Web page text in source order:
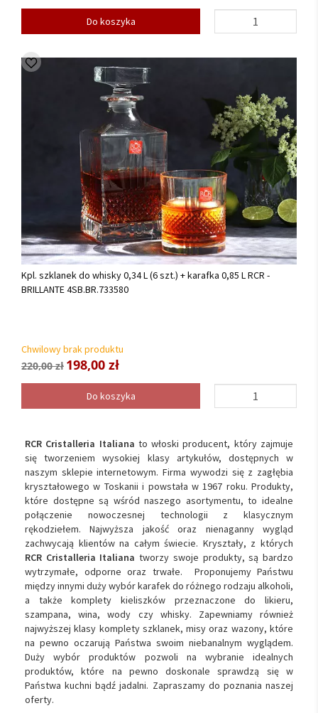
Do koszyka
Kpl. szklanek do whisky 0,34 L (6 szt.) + karafka 0,85 L RCR -
BRILLANTE 4SB.BR.733580
Chwilowy brak produktu
220,00 zł 198,00 zł
Do koszyka
RCR Cristalleria Italiana to włoski producent, który zajmuje
się tworzeniem wysokiej klasy artykułów, dostępnych w
naszym sklepie internetowym. Firma wywodzi się z zagłębia
kryształowego w Toskanii i powstała w 1967 roku. Produkty,
które dostępne są wśród naszego asortymentu, to idealne
połączenie nowoczesnej technologii z klasycznym
rękodziełem. Najwyższa jakość oraz nienaganny wygląd
zachwycają klientów na całym świecie. Kryształy, z których
RCR Cristalleria Italiana tworzy swoje produkty, są bardzo
wytrzymałe, odporne oraz trwałe. Proponujemy Państwu
między innymi duży wybór karafek do różnego rodzaju alkoholi,
a także komplety kieliszków przeznaczone do likieru,
szampana, wina, wody czy whisky. Zapewniamy również
najwyższej klasy komplety szklanek, misy oraz wazony, które
na pewno oczarują Państwa swoim niebanalnym wyglądem.
Duży wybór produktów pozwoli na wybranie idealnych
produktów, które na pewno doskonale sprawdzą się w
Państwa kuchni bądź jadalni. Zapraszamy do poznania naszej
oferty.